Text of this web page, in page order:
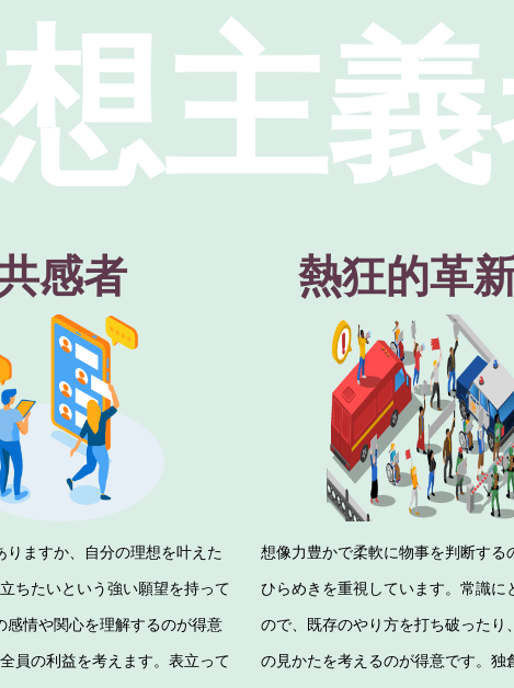
主
感者
りますか、自分の理想を叶えた
ちたいという強い願望を持って
感情や関心を理解するのが得意
員の利益を考えます。表立って
熱狂的革
想像力豊かで柔軟に物事を判断する
ひらめきを重視しています。常識に
ので、既存のやり方を打ち破ったり
の見かたを考えるのが得意です。独